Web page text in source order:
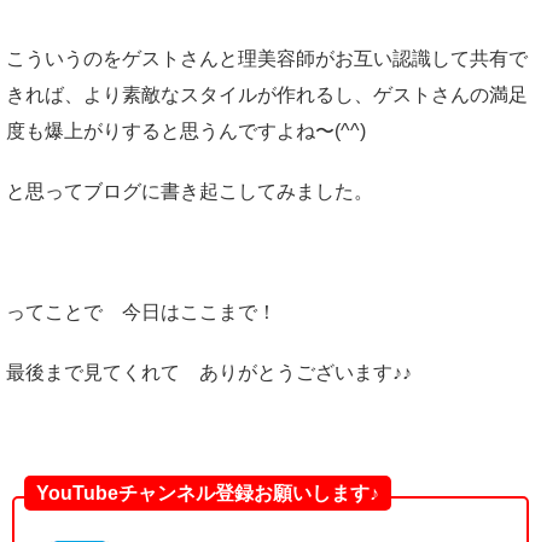
こういうのをゲストさんと理美容師がお互い認識して共有で
きれば、より素敵なスタイルが作れるし、ゲストさんの満足
度も爆上がりすると思うんですよね〜(^^)
と思ってブログに書き起こしてみました。
ってことで 今日はここまで！
最後まで見てくれて ありがとうございます♪♪
YouTubeチャンネル登録お願いします♪